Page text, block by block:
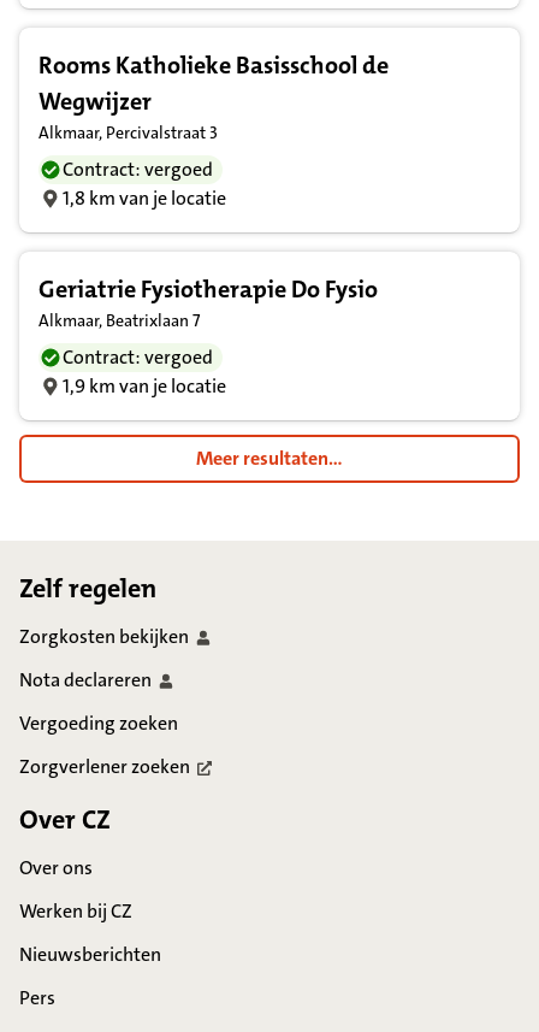
Rooms Katholieke Basisschool de
Wegwijzer
Alkmaar, Percivalstraat 3
Contract: vergoed
1,8 km van je locatie
Geriatrie Fysiotherapie Do Fysio
Alkmaar, Beatrixlaan 7
Contract: vergoed
1,9 km van je locatie
Meer resultaten...
Zelf regelen
Zorgkosten bekijken
Notadeclareren
Vergoeding zoeken
Zorgverlenerzoeken
Over CZ
Over ons
Werken bij CZ
Nieuwsberichten
Pers